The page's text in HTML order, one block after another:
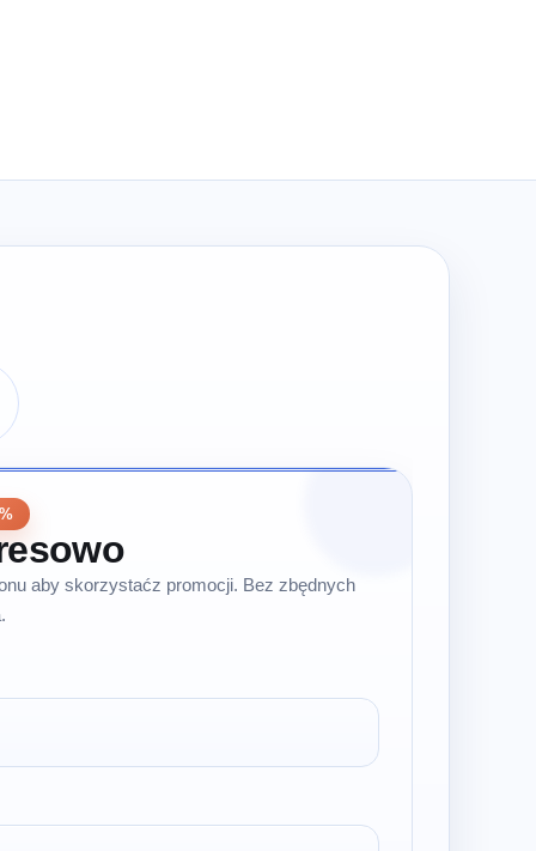
aby skorzystaćz promocji. Bez zbędnych